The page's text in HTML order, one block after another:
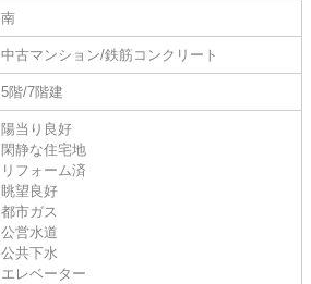
南
中古マンション/鉄筋コンクリート
5階/7階建
陽当り良好
閑静な住宅地
リフォーム済
眺望良好
都市ガス
公営水道
公共下水
エレベーター